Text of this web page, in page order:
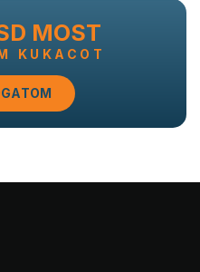
MOST
KUKACOT